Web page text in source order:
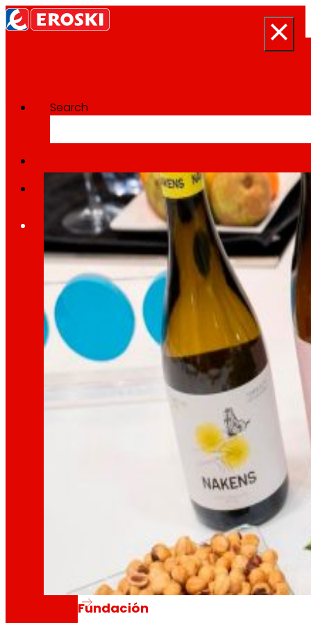
Search
Quen somos
SomosEROSKI
Todo o noso ADN: unha viaxe pola misión, a
Somos por e para as persoas. Descubre a
Fundación